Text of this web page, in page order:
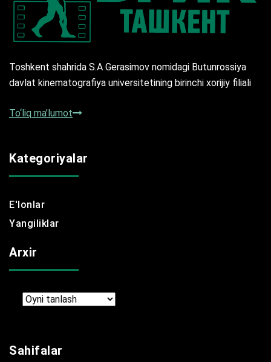
Toshkent shahrida S.A Gerasimov nomidagi Butunrossiya
davlat kinematografiya universitetining birinchi xorijiy filiali
To‘liq ma’lumot
Kategoriyalar
E'lonlar
Yangiliklar
Arxir
Arxir
Sahifalar